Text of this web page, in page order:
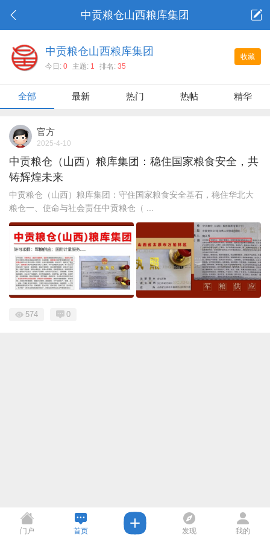
中贡粮仓山西粮库集团
收藏
中贡粮仓山西粮库集团
今日: 0 主题: 1 排名: 35
全部 最新 热门 热帖 精华
官方
2025-4-10
中贡粮仓（山西）粮库集团：稳住国家粮食安全，共
铸辉煌未来
中贡粮仓（山西）粮库集团：守住国家粮食安全基石，稳住华北大
粮仓一、使命与社会责任中贡粮仓（ ...
574 0
门户 首页 发现 我的